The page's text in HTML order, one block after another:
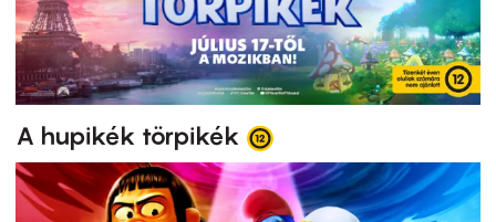
A hupikék törpikék